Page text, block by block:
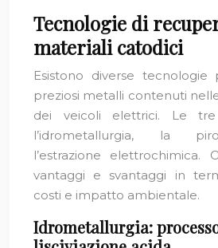
Tecnologie di
materiali catodici
Esistono diverse
preziosi metalli contenuti
dei veicoli elettrici. Le
l’idrometallurgia, la
l’estrazione elettrochimica.
vantaggi e svantaggi in
costi e impatto ambientale.
Idrometallurgia: